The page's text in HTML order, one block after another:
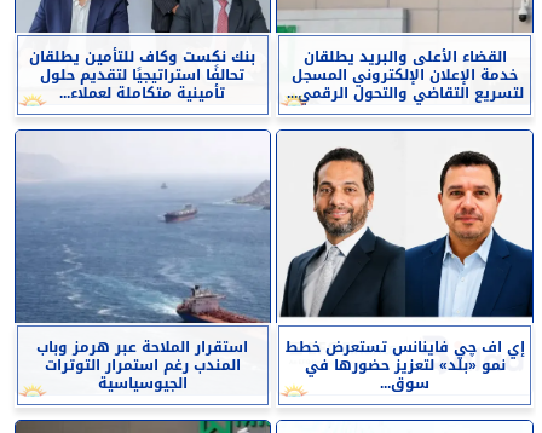
القضاء الأعلى والبريد يطلقان
خدمة الإعلان الإلكتروني المسجل
لتسريع التقاضي والتحول الرقمي...
بنك نكست وكاف للتأمين يطلقان
تحالفًا استراتيجيًا لتقديم حلول
تأمينية متكاملة لعملاء...
إي اف چي فاينانس تستعرض خطط
نمو «بلد» لتعزيز حضورها في
سوق...
استقرار الملاحة عبر هرمز وباب
المندب رغم استمرار التوترات
الجيوسياسية